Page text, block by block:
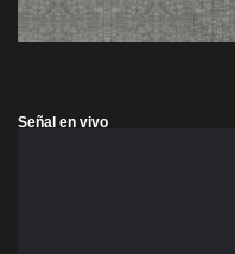
Señal en vivo